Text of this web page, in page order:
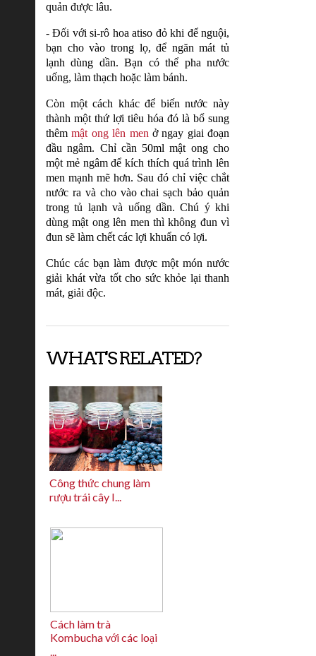
quản được lâu.
- Đối với si-rô hoa atiso đỏ khi để nguội,
bạn cho vào trong lọ, để ngăn mát tủ
lạnh dùng dần. Bạn có thể pha nước
uống, làm thạch hoặc làm bánh.
Còn một cách khác để biến nước này
thành một thứ lợi tiêu hóa đó là bổ sung
thêmmật ong lên men ở ngay giai đoạn
đầu ngâm. Chỉ cần 50ml mật ong cho
một mẻ ngâm để kích thích quá trình lên
men mạnh mẽ hơn. Sau đó chỉ việc chắt
nước ra và cho vào chai sạch bảo quản
trong tủ lạnh và uống dần. Chú ý khi
dùng mật ong lên men thì không đun vì
đun sẽ làm chết các lợi khuẩn có lợi.
Chúc các bạn làm được một món nước
giải khát vừa tốt cho sức khỏe lại thanh
mát, giải độc.
WHAT'S RELATED?
Công thức chung làm
rượu trái cây I...
Cách làm trà
Kombucha với các loại
...